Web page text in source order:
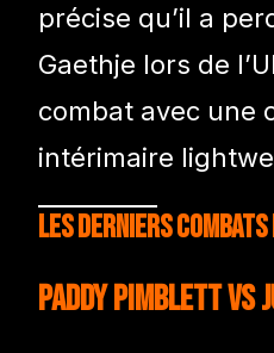
précise qu’il a
Gaethje lors de
combat avec une
intérimaire
Les derniers
Paddy Pimblett vs